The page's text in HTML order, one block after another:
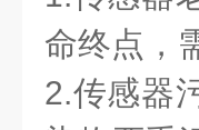
命终点，
2.传感器